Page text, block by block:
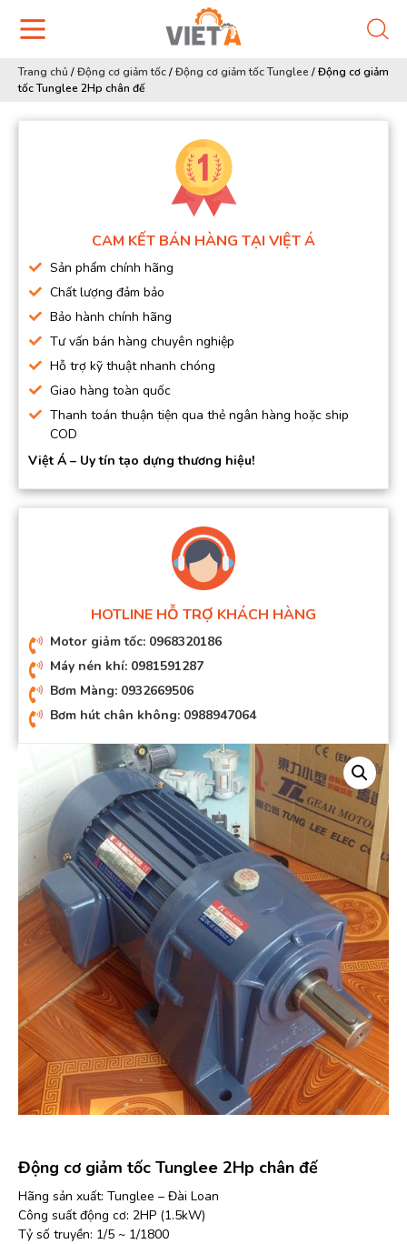
Trang chủ /Động cơ giảm tốc/Động cơ giảm tốc Tunglee /Động cơ giảm
tốc Tunglee 2Hp chân đế
CAM KẾT BÁN HÀNG TẠI VIỆT Á
Sản phẩm chính hãng
Chất lượng đảm bảo
Bảo hành chính hãng
Tư vấn bán hàng chuyên nghiệp
Hỗ trợ kỹ thuật nhanh chóng
Giao hàng toàn quốc
Thanh toán thuận tiện qua thẻ ngân hàng hoặc ship
COD
Việt Á – Uy tín tạo dựng thương hiệu!
HOTLINE HỖ TRỢ KHÁCH HÀNG
Motor giảm tốc: 0968320186
Máy nén khí: 0981591287
Bơm Màng: 0932669506
Bơm hút chân không: 0988947064
Động cơ giảm tốc Tunglee 2Hp chân đế
Hãng sản xuất: Tunglee – Đài Loan
Công suất động cơ: 2HP (1.5kW)
Tỷ số truyền: 1/5 ~ 1/1800